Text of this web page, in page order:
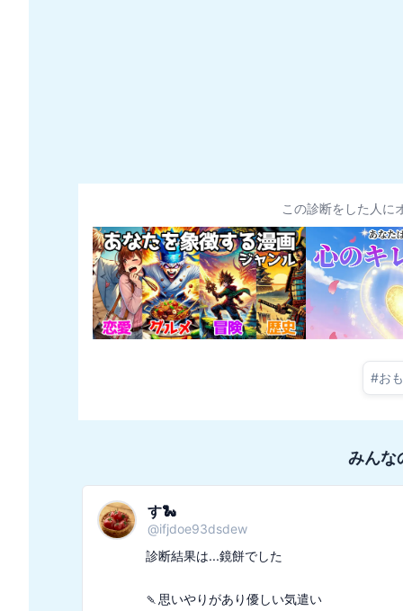
この診断をした人に
#お
みんな
す🐍
@ifjdoe93dsdew
診断結果は...鏡餅でした
🍡思いやりがあり優しい気遣い